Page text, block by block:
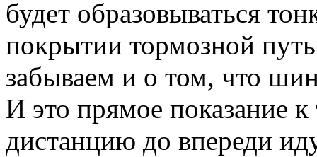
будет образовываться
покрытии тормозной
забываем и о том, что
И это прямое показание
дистанцию до впереди